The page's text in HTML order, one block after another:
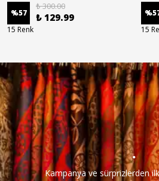
%57
₺ 300.00
₺ 129.99
15 Renkㅤㅤㅤㅤㅤ
%
15 Renkㅤ
.
Kampanya ve sürprizlerden